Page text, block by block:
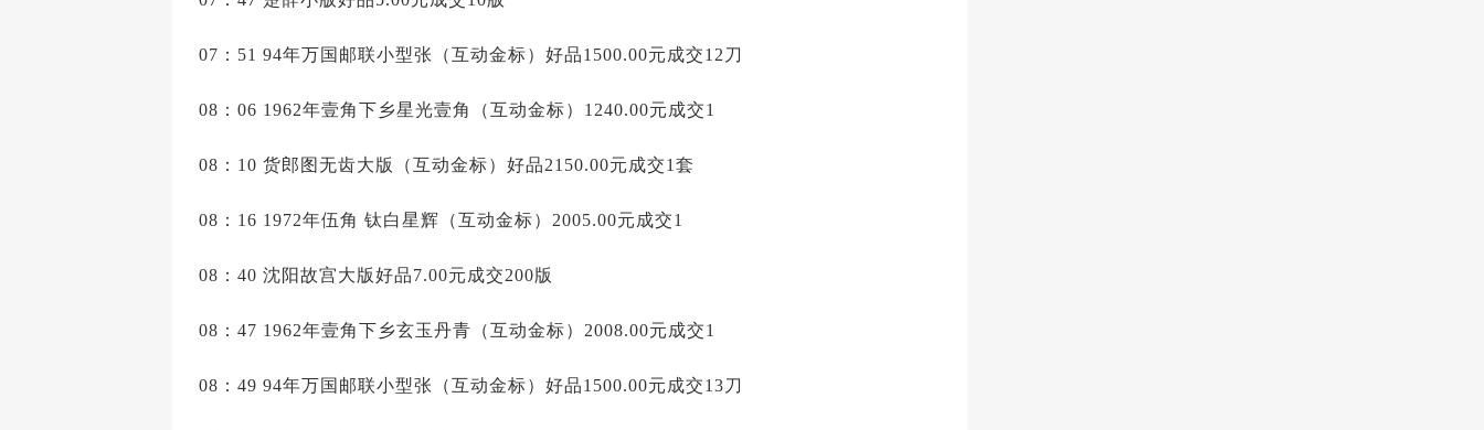
07：51 94年万国邮联小型张（互动金标）好品1500.00元成交12刀
08：06 1962年壹角下乡星光壹角（互动金标）1240.00元成交1
08：10 货郎图无齿大版（互动金标）好品2150.00元成交1套
08：16 1972年伍角 钛白星辉（互动金标）2005.00元成交1
08：40 沈阳故宫大版好品7.00元成交200版
08：47 1962年壹角下乡玄玉丹青（互动金标）2008.00元成交1
08：49 94年万国邮联小型张（互动金标）好品1500.00元成交13刀